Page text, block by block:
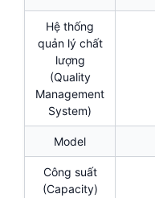
Hệ thống
quản lý chất
lượng
(Quality
Management
System)
Model
Công suất
(Capacity)